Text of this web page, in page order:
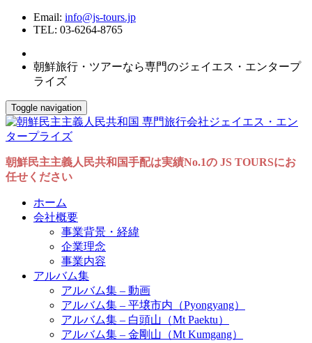
Email: info@js-tours.jp
TEL: 03-6264-8765
朝鮮旅行・ツアーなら専門のジェイエス・エンタープ
ライズ
Toggle navigation
朝鮮民主主義人民共和国手配は実績No.1の JS TOURSにお
任せください
ホーム
会社概要
事業背景・経緯
企業理念
事業内容
アルバム集
アルバム集 – 動画
アルバム集 – 平壌市内（Pyongyang）
アルバム集 – 白頭山（Mt Paektu）
アルバム集 – 金剛山（Mt Kumgang）